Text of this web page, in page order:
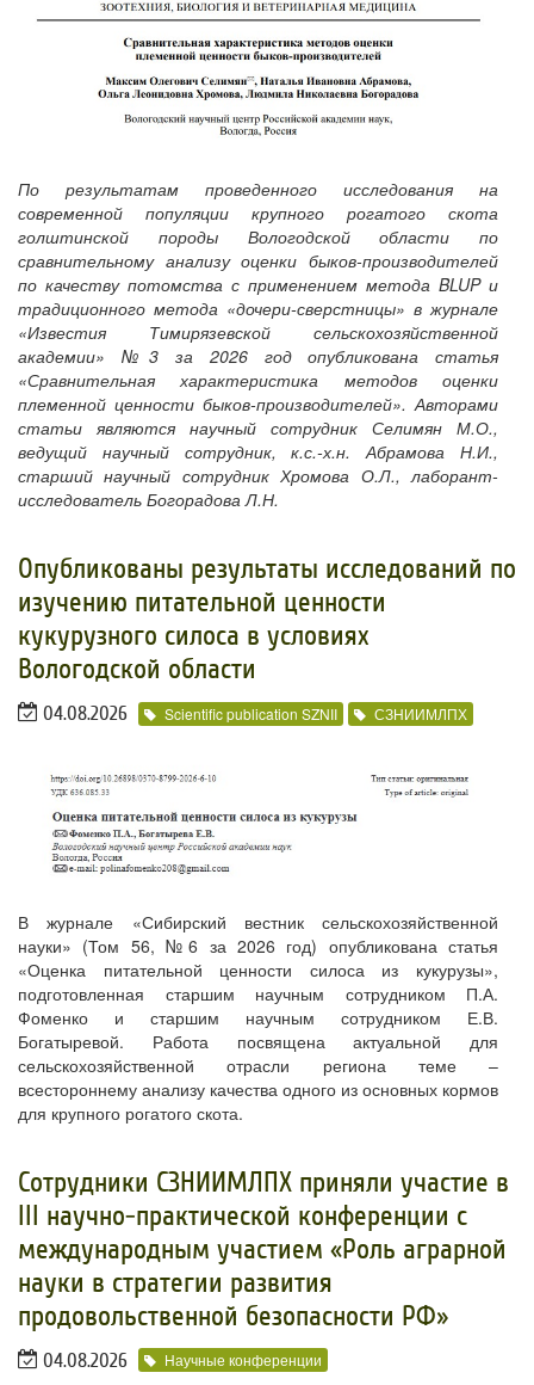
По результатам проведенного исследования на
современной популяции крупного рогатого скота
голштинской породы Вологодской области по
сравнительному анализу оценки быков-производителей
по качеству потомства с применением метода BLUP и
традиционного метода «дочери-сверстницы» в журнале
«Известия Тимирязевской сельскохозяйственной
академии» №3 за 2026 год опубликована статья
«Сравнительная характеристика методов оценки
племенной ценности быков-производителей». Авторами
статьи являются научный сотрудник Селимян М.О.,
ведущий научный сотрудник, к.с.-х.н. Абрамова Н.И.,
старший научный сотрудник Хромова О.Л., лаборант-
исследователь Богорадова Л.Н.
Опубликованы результаты исследований по
изучению питательной ценности
кукурузного силоса в условиях
Вологодской области
04.08.2026 Scientific publication SZNII СЗНИИМЛПХ
В журнале «Сибирский вестник сельскохозяйственной
науки» (Том 56, №6 за 2026 год) опубликована статья
«Оценка питательной ценности силоса из кукурузы»,
подготовленная старшим научным сотрудником П.А.
Фоменко и старшим научным сотрудником Е.В.
Богатыревой. Работа посвящена актуальной для
сельскохозяйственной отрасли региона теме –
всестороннему анализу качества одного из основных кормов
для крупного рогатого скота.
Сотрудники СЗНИИМЛПХ приняли участие в
III научно-практической конференции с
международным участием «Роль аграрной
науки в стратегии развития
продовольственной безопасности РФ»
04.08.2026 Научные конференции